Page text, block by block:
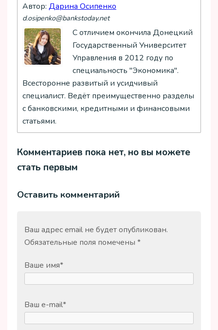
Автор: Дарина Осипенко
d.osipenko@bankstoday.net
С отличием окончила Донецкий
Государственный Университет
Управления в 2012 году по
специальность "Экономика".
Всесторонне развитый и усидчивый
специалист. Ведёт преимущественно разделы
с банковскими, кредитными и финансовыми
статьями.
Комментариев пока нет, но вы можете
стать первым
Оставить комментарий
Ваш адрес email не будет опубликован.
Обязательные поля помечены *
Ваше имя*
Ваш e-mail*